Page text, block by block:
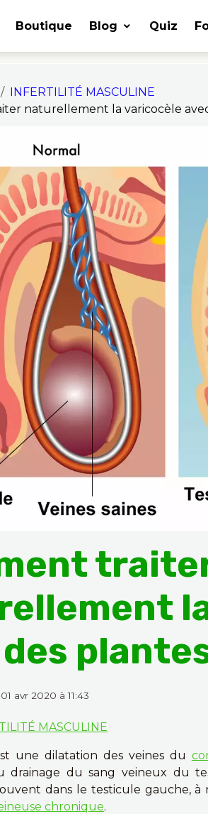
Boutique Blog Quiz
INFERTILITÉ MASCULINE
naturellement la varicocèle
avr 2020 à 11:43
MASCULINE
une dilatation des veines du
drainage du sang veineux du
dans le testicule gauche, à
chronique.